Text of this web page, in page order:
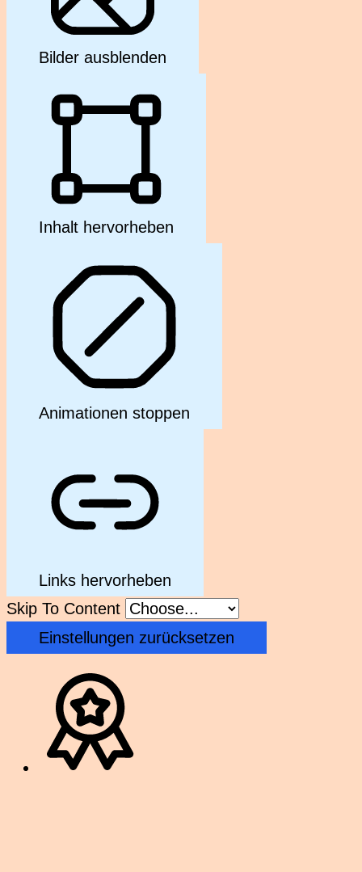
Bilder ausblenden
Inhalt hervorheben
Animationen stoppen
Links hervorheben
Skip To Content
Einstellungen zurücksetzen